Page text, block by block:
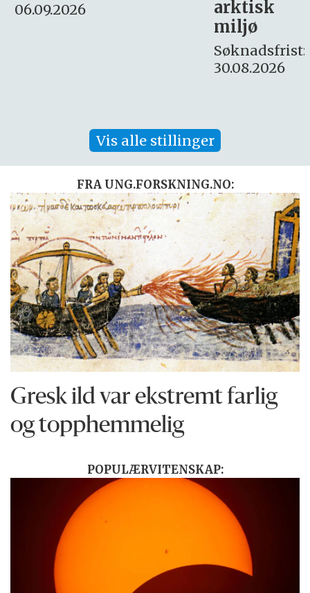
Søknadsfrist:
16. august.
Vis alle stillinger
FRA UNG.FORSKNING.NO:
Gresk ild var ekstremt farlig
og topphemmelig
POPULÆRVITENSKAP: